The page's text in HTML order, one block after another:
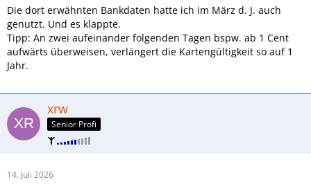
Die dort erwähnten Bankdaten hatte ich im März d. J. auch
genutzt. Und es klappte.
Tipp: An zwei aufeinander folgenden Tagen bspw. ab 1 Cent
aufwärts überweisen, verlängert die Kartengültigkeit so auf 1
Jahr.
xrw
Senior Profi
14. Juli 2026